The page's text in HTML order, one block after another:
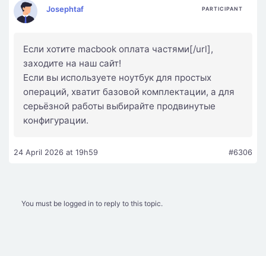
Josephtaf PARTICIPANT
Если хотите macbook оплата частями[/url],
заходите на наш сайт!
Если вы используете ноутбук для простых
операций, хватит базовой комплектации, а для
серьёзной работы выбирайте продвинутые
конфигурации.
24 April 2026 at 19h59 #6306
You must be logged in to reply to this topic.